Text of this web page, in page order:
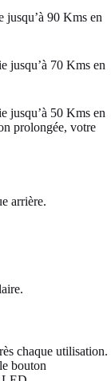
jusqu’à 90 Kms en
jusqu’à 70 Kms en
jusqu’à 50 Kms en
prolongée, votre
arrière.
chaque utilisation.
bouton